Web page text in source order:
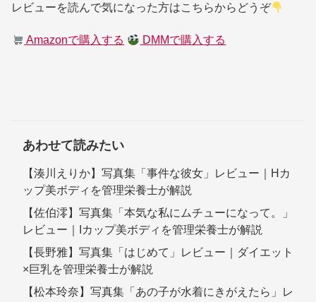
レビューを読んで気になった方はこちらからどうぞ
Amazonで購入する DMMで購入する
あわせて読みたい
【湊川えりか】写真集「事件な彼女」レビュー｜Hカ
ップ美ボディを管理栄養士が解説
【佐伯澪】写真集「本気な私にムチューになって。」
レビュー｜Iカップ美ボディを管理栄養士が解説
【長野雅】写真集「はじめて」レビュー｜ダイエット
×巨乳を管理栄養士が解説
【松本玲奈】写真集「あの子が水着にきがえたら」レ